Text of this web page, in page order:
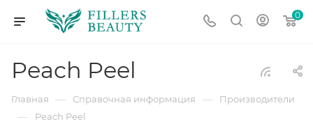
0
Peach Peel
Главная — Справочная информация — Производители
— Peach Peel